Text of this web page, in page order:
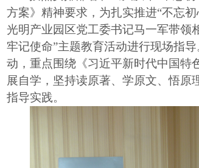
方案》精神要求，为扎实推进“不忘
光明产业园区党工委书记马一军带领
牢记使命”主题教育活动进行现场指
动，重点围绕《习近平新时代中国特
展自学，坚持读原著、学原文、悟原
指导实践。